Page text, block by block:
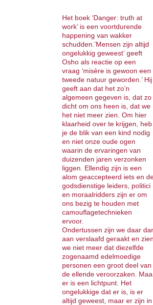
Het boek ‘Danger: truth at
work’ is een voortdurende
happening van wakker
schudden.’Mensen zijn altijd
ongelukkig geweest’ geeft
Osho als reactie op een
vraag ‘misère is gewoon een
tweede natuur geworden.’ Hij
geeft aan dat het zo’n
algemeen gegeven is, dat zo
dicht om ons heen is, dat we
het niet meer zien. Om hier
klaarheid over te krijgen, heb
je de blik van een kind nodig
en niet onze oude ogen
waarin de ervaringen van
duizenden jaren verzonken
liggen. Ellendig zijn is een
alom geaccepteerd iets en
godsdienstige leiders, politici
en moraalridders zijn er om
ons bezig te houden met
camouflagetechnieken
ervoor.
Ondertussen zijn we daar
aan verslaafd geraakt en
we niet meer dat diezelfde
zogenaamd edelmoedige
personen een groot deel van
de ellende veroorzaken.
er is een lichtpunt. Het
ongelukkige dat er is, is er
altijd geweest, maar er zijn in